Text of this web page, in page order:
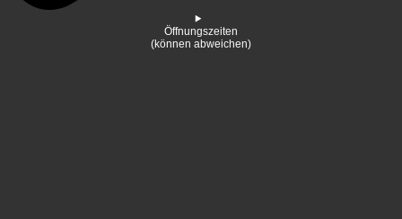
Öffnungszeiten
(können abweichen)